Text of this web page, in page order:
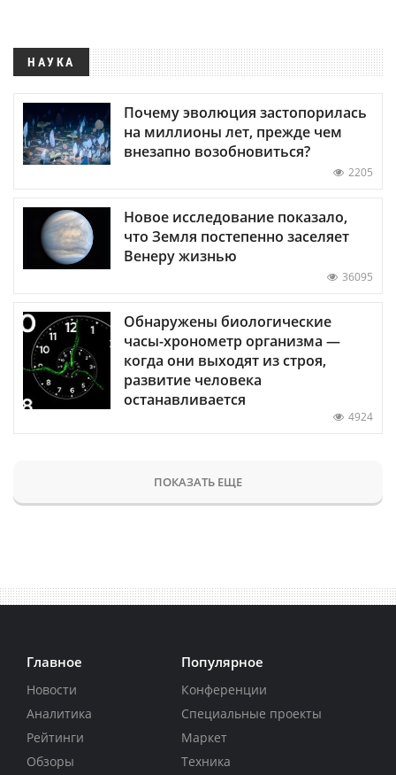
НАУКА
Почему эволюция застопорилась
на миллионы лет, прежде чем
внезапно возобновиться?
2205
Новое исследование показало,
что Земля постепенно заселяет
Венеру жизнью
36095
Обнаружены биологические
часы-хронометр организма —
когда они выходят из строя,
развитие человека
останавливается
4924
ПОКАЗАТЬ ЕЩЕ
Главное
Новости
Аналитика
Рейтинги
Обзоры
Популярное
Конференции
Специальные проекты
Маркет
Техника